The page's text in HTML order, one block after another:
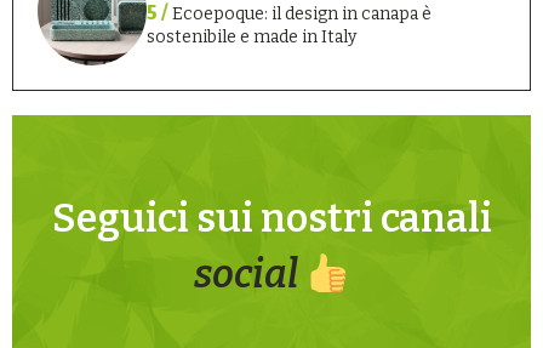
5 /Ecoepoque: il design in canapa è
sostenibile e made in Italy
Seguici sui nostri canali
social